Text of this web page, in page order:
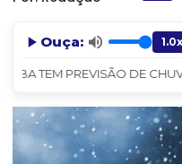
Ouça:
TEM PREVISÃO DE